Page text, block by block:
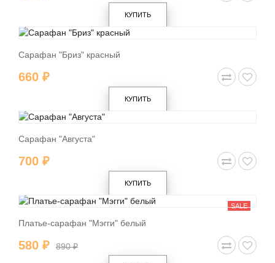
КУПИТЬ
КУПИТЬ
Сарафан "Бриз" красный
660 ₽
КУПИТЬ
Сарафан "Августа"
700 ₽
SALE
SALE
Платье-сарафан "Мэгги" белый
580 ₽ 890 ₽